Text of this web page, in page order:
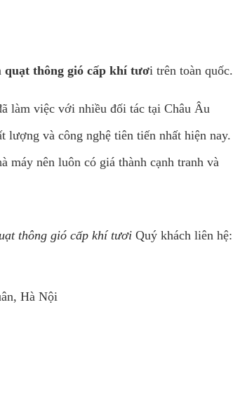
quạt thông gió cấp khí tươi trên toàn quốc.
làm việc với nhiều đối tác tại Châu Âu
lượng và công nghệ tiên tiến nhất hiện nay.
máy nên luôn có giá thành cạnh tranh và
thông gió cấp khí tươi Quý khách liên hệ:
Hà Nội